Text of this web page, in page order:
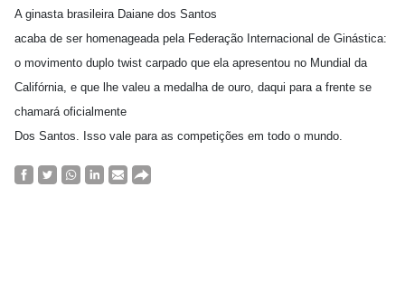
A ginasta brasileira Daiane dos Santos
acaba de ser homenageada pela Federação Internacional de Ginástica:
o movimento duplo twist carpado que ela apresentou no Mundial da
Califórnia, e que lhe valeu a medalha de ouro, daqui para a frente se
chamará oficialmente
Dos Santos. Isso vale para as competições em todo o mundo.